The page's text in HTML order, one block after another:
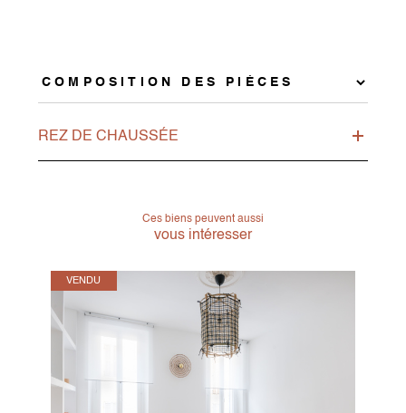
REZ DE CHAUSSÉE
Ces biens peuvent aussi
vous intéresser
VENDU